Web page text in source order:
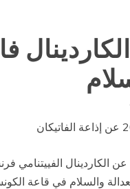
عن إذاعة الفاتيكان
والسلام في قاعة